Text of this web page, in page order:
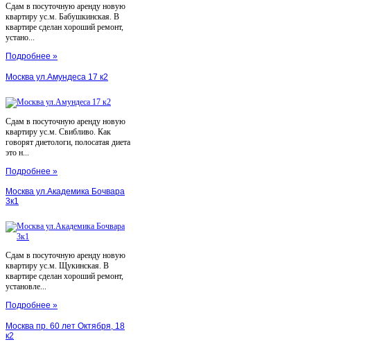
Сдам в посуточную аренду новую
квартиру ус.м. Бабушкинская. В
квартире сделан хороший ремонт,
устано...
Подробнее »
Москва ул.Амундеса 17 к2
Сдам в посуточную аренду новую
квартиру ус.м. Свибливо. Как
говорят диетологи, полосатая диета
это н...
Подробнее »
Москва ул.Академика Бочвара
3к1
Сдам в посуточную аренду новую
квартиру ус.м. Щукинская. В
квартире сделан хороший ремонт,
установле...
Подробнее »
Москва пр. 60 лет Октября, 18
к2